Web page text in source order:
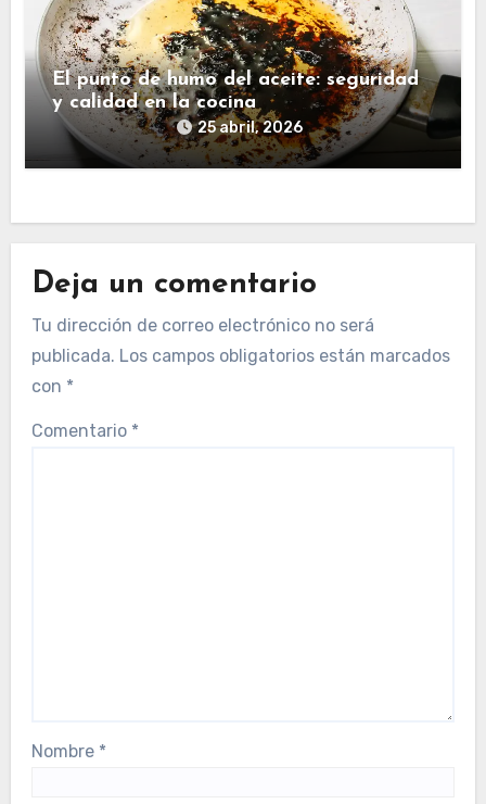
El punto de humo del aceite: seguridad
y calidad en la cocina
25 abril, 2026
Deja un comentario
Tu dirección de correo electrónico no será
publicada. Los campos obligatorios están marcados
con *
Comentario *
Nombre *